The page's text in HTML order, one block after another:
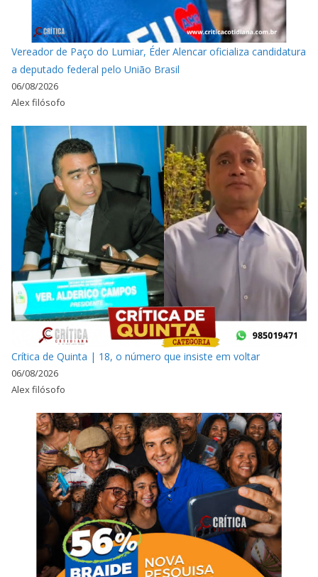
Vereador de Paço do Lumiar, Éder Alencar oficializa candidatura
a deputado federal pelo União Brasil
06/08/2026
Alex filósofo
Crítica de Quinta | 18, o número que insiste em voltar
06/08/2026
Alex filósofo